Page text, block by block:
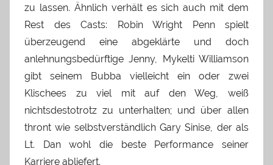
zu lassen. Ähnlich verhält es sich auch mit dem
Rest des Casts: Robin Wright Penn spielt
überzeugend eine abgeklärte und doch
anlehnungsbedürftige Jenny, Mykelti Williamson
gibt seinem Bubba vielleicht ein oder zwei
Klischees zu viel mit auf den Weg, weiß
nichtsdestotrotz zu unterhalten; und über allen
thront wie selbstverständlich Gary Sinise, der als
Lt. Dan wohl die beste Performance seiner
Karriere abliefert.